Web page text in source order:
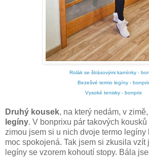
Rolák se štrásovými kamínky -
Bezešvé termo legíny -
Vysoké tenisky - bonprix
Druhý kousek, na který nedám, v
legíny. V bonprixu pár takových
zimou jsem si u nich dvoje termo
moc spokojená. Tak jsem si zkusila vzít
legíny se vzorem kohoutí stopy. Bála